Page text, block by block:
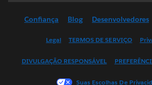
English (UK)
Français (Canada)
Confiança Blog Desenvolvedores
Legal TERMOS DE SERVIÇO
DIVULGAÇÃO RESPONSÁVEL
Suas Escolhas De